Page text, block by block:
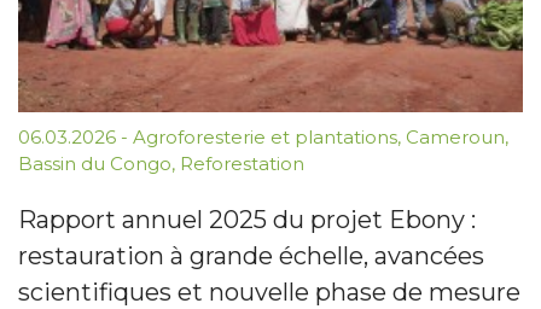
06.03.2026 - Agroforesterie et plantations, Cameroun,
Bassin du Congo, Reforestation
Rapport annuel 2025 du projet Ebony :
restauration à grande échelle, avancées
scientifiques et nouvelle phase de mesure